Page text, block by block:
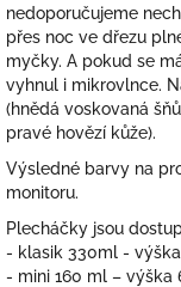
nedoporučujeme
přes noc ve dřezu
myčky. A pokud se
vyhnul i mikrovlnce.
(hnědá voskovaná
pravé hovězí kůže).
Výsledné barvy na
monitoru.
Plecháčky jsou
- klasik 330ml -
- mini 160 ml – výška